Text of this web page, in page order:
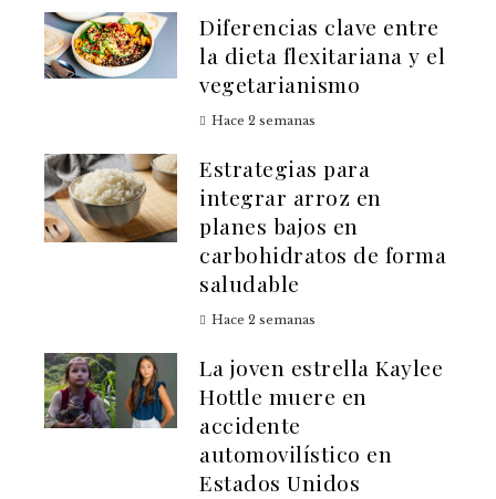
Diferencias clave entre
la dieta flexitariana y el
vegetarianismo
Hace 2 semanas
Estrategias para
integrar arroz en
planes bajos en
carbohidratos de forma
saludable
Hace 2 semanas
La joven estrella Kaylee
Hottle muere en
accidente
automovilístico en
Estados Unidos